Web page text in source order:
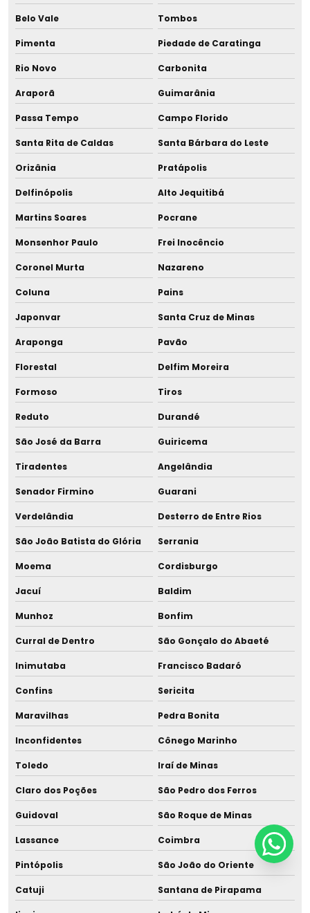
Belo Vale Tombos
Pimenta Piedade de Caratinga
Rio Novo Carbonita
Araporã Guimarânia
Passa Tempo Campo Florido
Santa Rita de Caldas Santa Bárbara do Leste
Orizânia Pratápolis
Delfinópolis Alto Jequitibá
Martins Soares Pocrane
Monsenhor Paulo Frei Inocêncio
Coronel Murta Nazareno
Coluna Pains
Japonvar Santa Cruz de Minas
Araponga Pavão
Florestal Delfim Moreira
Formoso Tiros
Reduto Durandé
São José da Barra Guiricema
Tiradentes Angelândia
Senador Firmino Guarani
Verdelândia Desterro de Entre Rios
São João Batista do Glória Serrania
Moema Cordisburgo
Jacuí Baldim
Munhoz Bonfim
Curral de Dentro São Gonçalo do Abaeté
Inimutaba Francisco Badaró
Confins Sericita
Maravilhas Pedra Bonita
Inconfidentes Cônego Marinho
Toledo Iraí de Minas
Claro dos Poções São Pedro dos Ferros
Guidoval São Roque de Minas
Lassance Coimbra
Pintópolis São João do Oriente
Catuji Santana de Pirapama